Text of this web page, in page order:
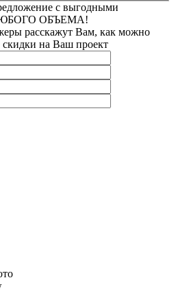
с выгодными
ОБЪЕМА!
расскажут Вам, как можно
на Ваш проект